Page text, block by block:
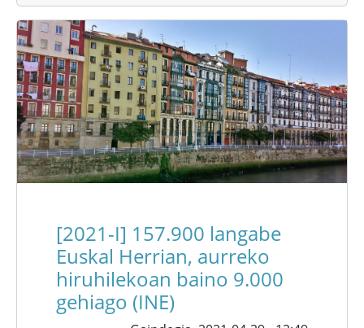
[2021-I] 157.900 langabe
Euskal Herrian, aurreko
hiruhilekoan baino 9.000
gehiago (INE)